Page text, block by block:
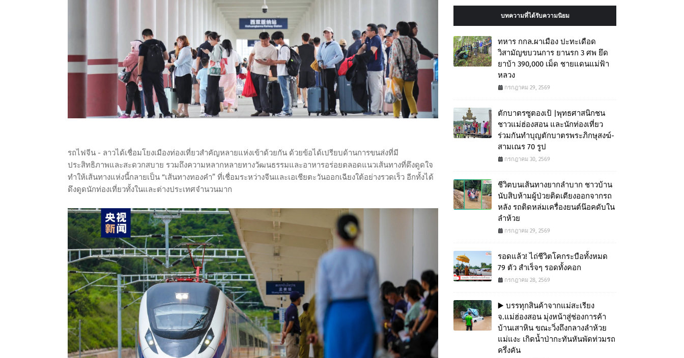
รถไฟจีน - ลาวได้เชื่อมโยงเมืองท่องเที่ยวสำคัญหลายแห่งเข้าด้วยกัน ด้วยข้อได้เปรียบด้านการขนส่งที่มี
ประสิทธิภาพและสะดวกสบาย รวมถึงความหลากหลายทางวัฒนธรรมและอาหารอร่อยตลอดแนวเส้นทางที่ดึงดูดใจ
ทำให้เส้นทางแห่งนี้กลายเป็น “เส้นทางทองคำ” ที่เชื่อมระหว่างจีนและเอเชียตะวันออกเฉียงใต้อย่างรวดเร็ว อีกทั้งได้
ดึงดูดนักท่องเที่ยวทั้งในและต่างประเทศจำนวนมาก
บทความที่ได้รับความนิยม
ทหาร กกล.ผาเมือง ปะทะเดือด
วิสามัญขบวนการ ยานรก 3 ศพ ยึด
ยาบ้า 390,000 เม็ด ชายแดนแม่ฟ้า
หลวง
กรกฎาคม 29, 2569
ตักบาตรซูตองเป้ |พุทธศาสนิกชน
ชาวแม่ฮ่องสอน และนักท่องเที่ยว
ร่วมกันทำบุญตักบาตรพระภิกษุสงฆ์-
สามเณร 70 รูป
กรกฎาคม 30, 2569
ชีวิตบนเส้นทางยากลำบาก ชาวบ้าน
นับสิบห้ามผู้ป่วยติดเตียงออกจากรถ
หลัง รถติดหล่มเครื่องยนต์น๊อคดับใน
ลำห้วย
กรกฎาคม 29, 2569
รอดแล้ว! ไถ่ชีวิตโคกระบือทั้งหมด
79 ตัว สำเร็จๆ รอดทั้งคอก
กรกฎาคม 28, 2569
▶️ บรรทุกสินค้าจากแม่สะเรียง
จ.แม่ฮ่องสอน มุ่งหน้าสู่ช่องการค้า
บ้านเสาหิน ขณะวิ่งถึงกลางลำห้วย
แม่แงะ เกิดน้ำป่ากะทันหันพัดท่วมรถ
ครึ่งคัน